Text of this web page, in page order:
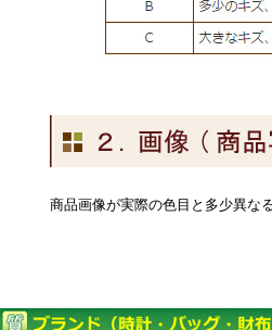
商品画像が実際の色目と多少異な